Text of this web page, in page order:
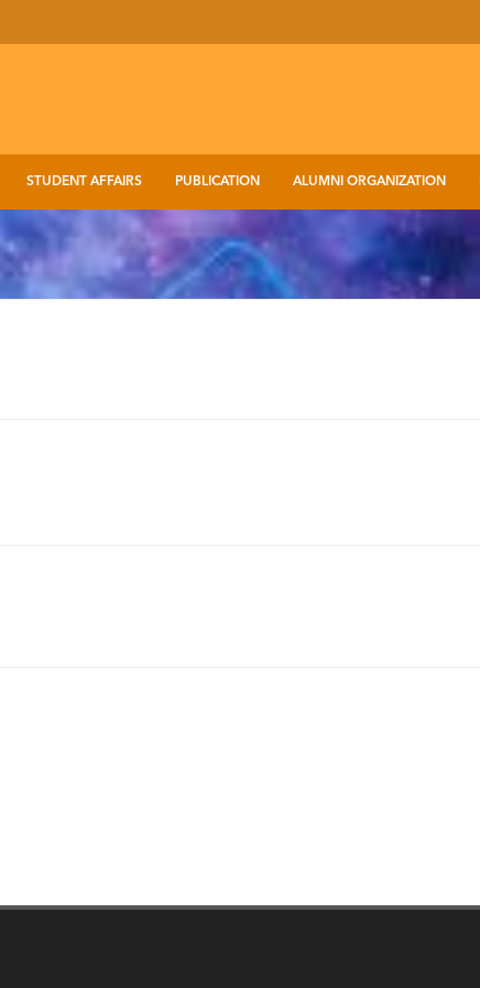
STUDENT AFFAIRS PUBLICATION ALUMNI ORGANIZATION